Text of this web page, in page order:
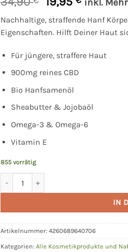
war:
34,90 €
ist:
19,95 €.
Nachhaltige, straffende Hanf
Eigenschaften. Hilft Deiner Haut
Für jüngere, straffere Haut
900mg reines CBD
Bio Hanfsamenöl
Sheabutter & Jojobaöl
Omega-3 & Omega-6
Vitamin E
855 vorrätig
IN
Artikelnummer: 4260689640706
Kategorien: Alle Kosmetikprodukte und